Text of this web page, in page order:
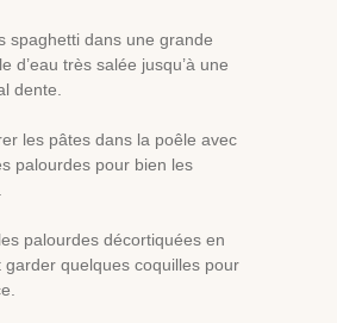
spaghetti dans une grande
d’eau très salée jusqu’à une
dente.
les pâtes dans la poêle avec
palourdes pour bien les
palourdes décortiquées en
garder quelques coquilles pour